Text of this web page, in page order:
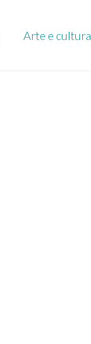
Arte e cultura